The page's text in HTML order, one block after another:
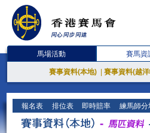
馬場活動 賽馬資
賽事資料(本地) 賽事資料(越
報名表 排位表 即時賠率 練馬師分